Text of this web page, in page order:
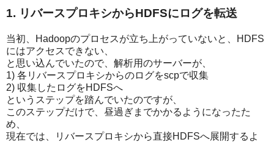
1. リバースプロキシからHDFSにログを転送
当初、Hadoopのプロセスが立ち上がっていないと、HDFS
にはアクセスできない、
と思い込んでいたので、解析用のサーバーが、
1) 各リバースプロキシからのログをscpで収集
2) 収集したログをHDFSへ
というステップを踏んでいたのですが、
このステップだけで、昼過ぎまでかかるようになったた
め、
現在では、リバースプロキシから直接HDFSへ展開するよ